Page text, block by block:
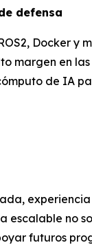
defensa
Docker y
margen en
de IA
escalable no
futuros